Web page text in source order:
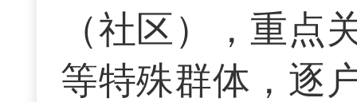
（社区），重点
等特殊群体，逐